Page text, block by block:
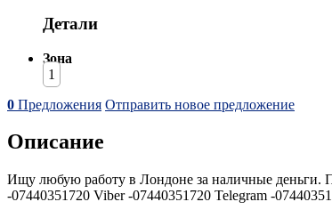
Детали
Зона
1
0 Предложения Отправить новое предложение
Описание
Ищу любую работу в Лондоне за наличные деньги.
-07440351720 Viber -07440351720 Telegram -